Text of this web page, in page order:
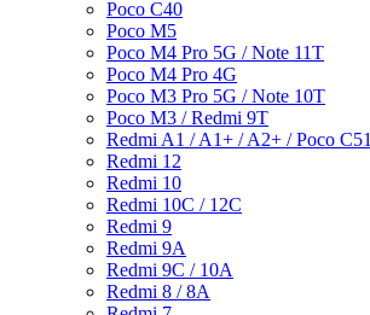
Poco C40
Poco M5
Poco M4 Pro 5G / Note 11T
Poco M4 Pro 4G
Poco M3 Pro 5G / Note 10T
Poco M3 / Redmi 9T
Redmi A1 / A1+ / A2+ / Poco C51
Redmi 12
Redmi 10
Redmi 10C / 12C
Redmi 9
Redmi 9A
Redmi 9C / 10A
Redmi 8 / 8A